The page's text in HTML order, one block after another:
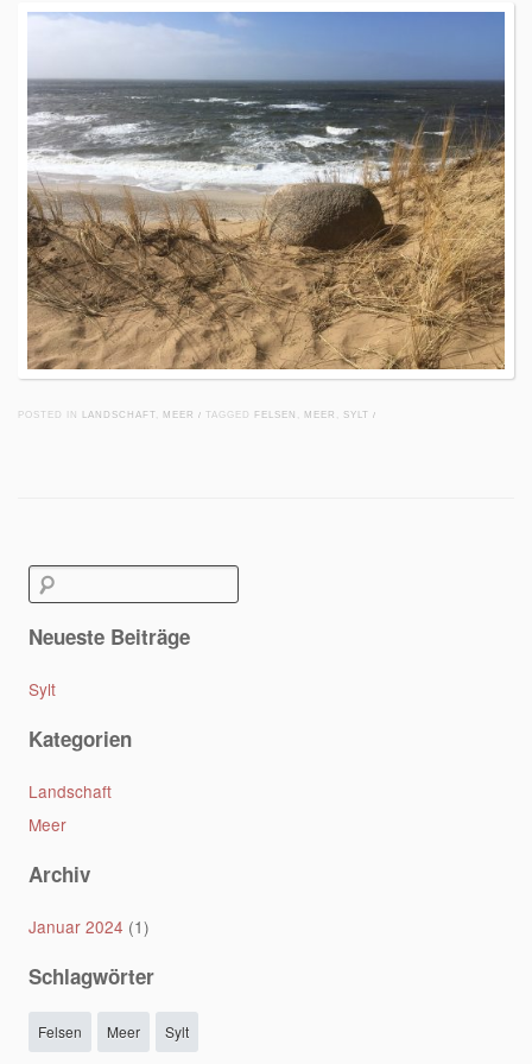
POSTED IN LANDSCHAFT MEER / TAGGED FELSEN MEER SYLT /
Suchen
Neueste Beiträge
Sylt
Kategorien
Landschaft
Meer
Archiv
Januar 2024 (1)
Schlagwörter
Felsen Meer Sylt